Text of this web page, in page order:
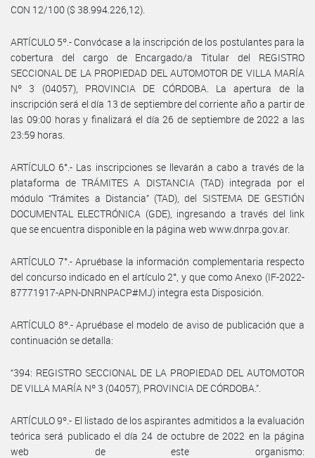
CON 12/100 ($ 38.994.226,12).
ARTÍCULO 5º.- Convócase a la inscripción de los postulantes para la
cobertura del cargo de Encargado/a Titular del REGISTRO
SECCIONAL DE LA PROPIEDAD DEL AUTOMOTOR DE VILLA MARÍA
Nº 3 (04057), PROVINCIA DE CÓRDOBA. La apertura de la
inscripción será el día 13 de septiembre del corriente año a partir de
las 09:00 horas y finalizará el día 26 de septiembre de 2022 a las
23:59 horas.
ARTÍCULO 6°.- Las inscripciones se llevarán a cabo a través de la
plataforma de TRÁMITES A DISTANCIA (TAD) integrada por el
módulo “Trámites a Distancia” (TAD), del SISTEMA DE GESTIÓN
DOCUMENTAL ELECTRÓNICA (GDE), ingresando a través del link
que se encuentra disponible en la página web www.dnrpa.gov.ar.
ARTÍCULO 7°.- Apruébase la información complementaria respecto
del concurso indicado en el artículo 2°, y que como Anexo (IF-2022-
87771917-APN-DNRNPACP#MJ) integra esta Disposición.
ARTÍCULO 8º.- Apruébase el modelo de aviso de publicación que a
continuación se detalla:
“394: REGISTRO SECCIONAL DE LA PROPIEDAD DEL AUTOMOTOR
DE VILLA MARÍA Nº 3 (04057), PROVINCIA DE CÓRDOBA.”.
ARTÍCULO 9º.- El listado de los aspirantes admitidos a la evaluación
teórica será publicado el día 24 de octubre de 2022 en la página
web de este organismo: